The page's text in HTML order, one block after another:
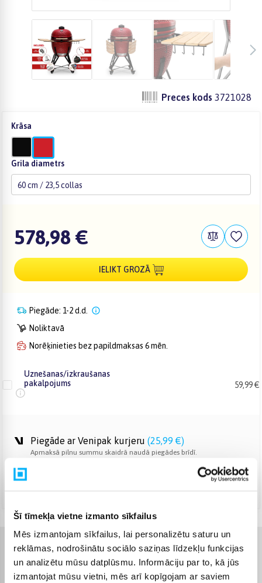
Šī tīmekļa vietne izmanto sīkfailus
Mēs izmantojam sīkfailus, lai personalizētu saturu un
reklāmas, nodrošinātu sociālo saziņas līdzekļu funkcijas
un analizētu mūsu datplūsmu. Informāciju par to, kā jūs
izmantojat mūsu vietni, mēs arī kopīgojam ar saviem
Preces kods 3721028
Krāsa
Grila diametrs
60 cm / 23,5 collas
578,98 €
IELIKT GROZĀ
Piegāde: 1-2 d.d.
Noliktavā
Norēķinieties bez papildmaksas 6 mēn.
Uznešanas/izkraušanas
pakalpojums
59,99 €
Piegāde ar Venipak kurjeru (25,99 €)
Apmaksā pilnu summu skaidrā naudā piegādes brīdī.
Raksturlielumi